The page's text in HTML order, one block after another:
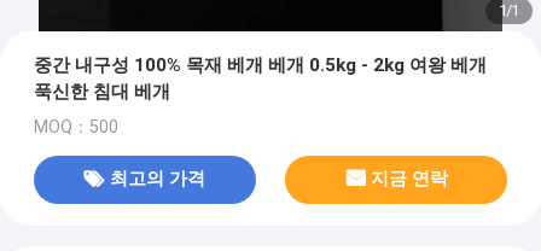
1/1
중간 내구성 100% 목재 베개 베개 0.5kg - 2kg 여왕 베개
푹신한 침대 베개
MOQ：500
최고의 가격 지금 연락